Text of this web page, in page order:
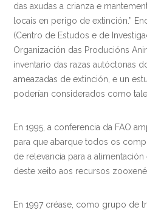
das axudas a crianza e
locais en perigo de extinción.”
(Centro de Estudos e de
Organización das Producións
inventario das razas autóctonas
ameazadas de extinción, e un
poderían considerados como
En 1995, a conferencia da FAO
para que abarque todos os
de relevancia para a
deste xeito aos recursos
En 1997 créase, como grupo de